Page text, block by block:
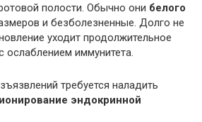
полости. Обычно они белого
и безболезненные. Долго не
уходит продолжительное
ослаблением иммунитета.
требуется наладить
эндокринной